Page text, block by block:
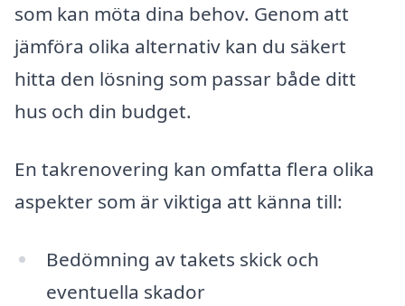
som kan möta dina behov. Genom att
jämföra olika alternativ kan du säkert
hitta den lösning som passar både ditt
hus och din budget.
En takrenovering kan omfatta flera olika
aspekter som är viktiga att känna till:
Bedömning av takets skick och
eventuella skador